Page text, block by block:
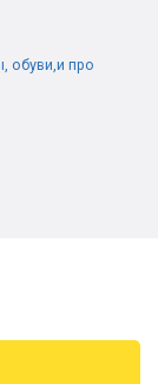
обуви,и про